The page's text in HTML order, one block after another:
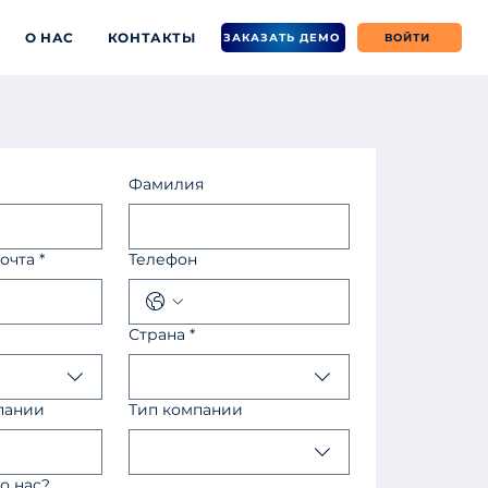
О НАС КОНТАКТЫ ЗАКАЗАТЬ ДЕМО ВОЙТИ
Фамилия
* Телефон
Страна *
Тип компании